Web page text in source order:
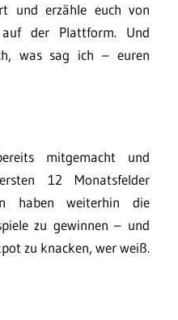
und erzähle euch von
der Plattform. Und
was sag ich – euren
mitgemacht und
12 Monatsfelder
haben weiterhin die
zu gewinnen – und
zu knacken, wer weiß.